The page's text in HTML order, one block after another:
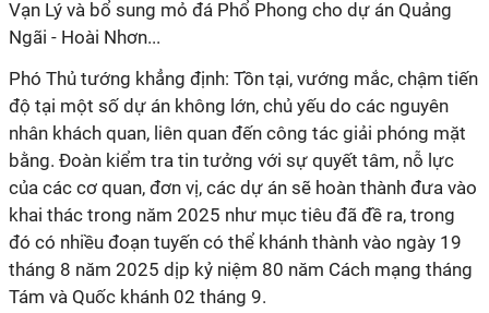
Vạn Lý và bổ sung mỏ đá Phổ Phong cho dự án Quảng
Ngãi - Hoài Nhơn...
Phó Thủ tướng khẳng định: Tồn tại, vướng mắc, chậm tiến
độ tại một số dự án không lớn, chủ yếu do các nguyên
nhân khách quan, liên quan đến công tác giải phóng mặt
bằng. Đoàn kiểm tra tin tưởng với sự quyết tâm, nỗ lực
của các cơ quan, đơn vị, các dự án sẽ hoàn thành đưa vào
khai thác trong năm 2025 như mục tiêu đã đề ra, trong
đó có nhiều đoạn tuyến có thể khánh thành vào ngày 19
tháng 8 năm 2025 dịp kỷ niệm 80 năm Cách mạng tháng
Tám và Quốc khánh 02 tháng 9.